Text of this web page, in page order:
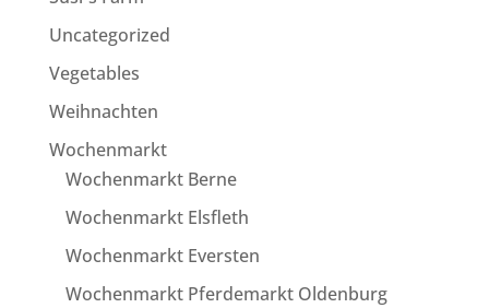
Uncategorized
Vegetables
Weihnachten
Wochenmarkt
Wochenmarkt Berne
Wochenmarkt Elsfleth
Wochenmarkt Eversten
Wochenmarkt Pferdemarkt Oldenburg